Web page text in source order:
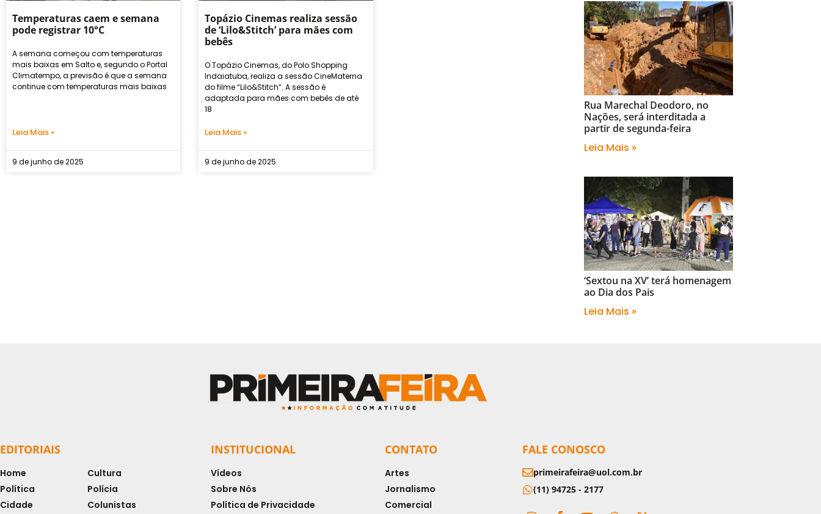
Temperaturas caem e semana
pode registrar 10°C
A semana começou com temperaturas
mais baixas em Salto e, segundo o Portal
Climatempo, a previsão é que a semana
continue com temperaturas mais baixas
Leia Mais »
9 de junho de 2025
Topázio Cinemas realiza sessão
de ‘Lilo&Stitch’ para mães com
bebês
O Topázio Cinemas, do Polo Shopping
Indaiatuba, realiza a sessão CineMaterna
do filme “Lilo&Stitch”. A sessão é
adaptada para mães com bebês de até
18
Leia Mais »
9 de junho de 2025
Rua Marechal Deodoro, no
Nações, será interditada a
partir de segunda-feira
Leia Mais »
‘Sextou na XV’ terá homenagem
ao Dia dos Pais
Leia Mais »
EDITORIAIS
Home
Política
Cidade
Cultura
Polícia
Colunistas
INSTITUCIONAL
Vídeos
Sobre Nós
Política de Privacidade
CONTATO
Artes
Jornalismo
Comercial
FALE CONOSCO
primeirafeira@uol.com.br
(11) 94725 - 2177